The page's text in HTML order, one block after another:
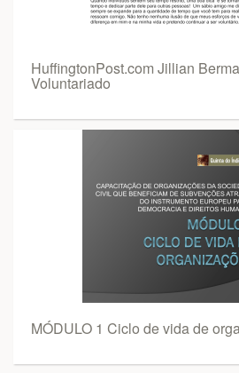
HuffingtonPost.com Jillian
Voluntariado
MÓDULO 1 Ciclo de vida de